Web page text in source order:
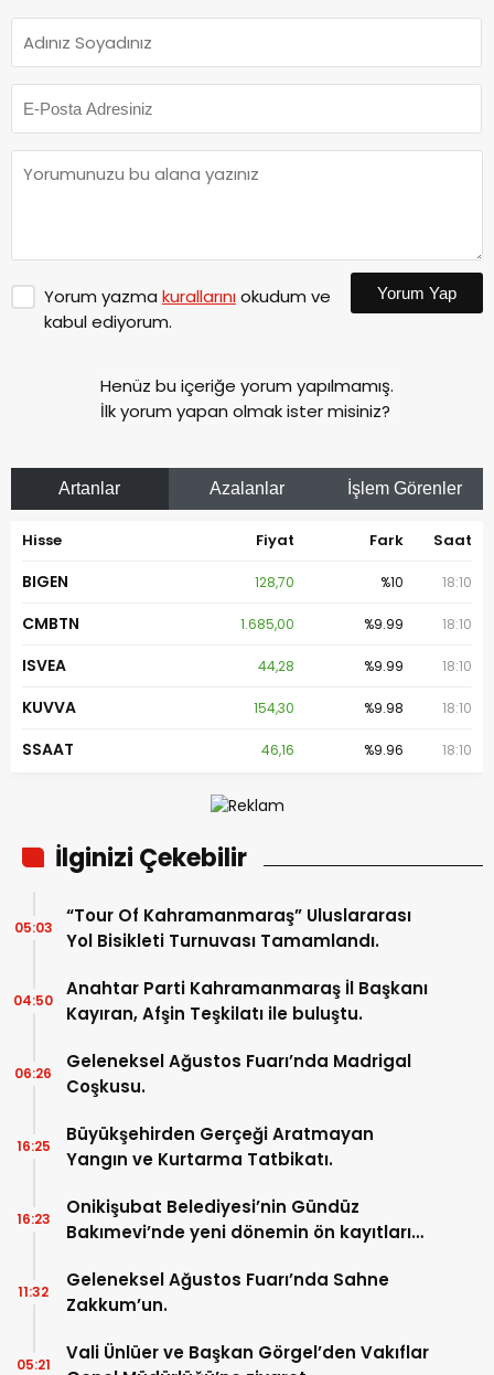
Yorum yazma kurallarınıokudum ve
kabul ediyorum.
Yorum Yap
Henüz bu içeriğe yorum yapılmamış.
İlk yorum yapan olmak ister misiniz?
Artanlar Azalanlar İşlem Görenler
Hisse Fiyat Fark Saat
BIGEN 128,70 %10 18:10
CMBTN 1.685,00 %9.99 18:10
ISVEA 44,28 %9.99 18:10
KUVVA 154,30 %9.98 18:10
SSAAT 46,16 %9.96 18:10
İlginizi Çekebilir
“Tour Of Kahramanmaraş” Uluslararası
Yol Bisikleti Turnuvası Tamamlandı.
05:03
Anahtar Parti Kahramanmaraş İl Başkanı
Kayıran, Afşin Teşkilatı ile buluştu.
04:50
Geleneksel Ağustos Fuarı’nda Madrigal
Coşkusu.
06:26
Büyükşehirden Gerçeği Aratmayan
Yangın ve Kurtarma Tatbikatı.
16:25
Onikişubat Belediyesi’nin Gündüz
Bakımevi’nde yeni dönemin ön kayıtları
16:23
Geleneksel Ağustos Fuarı’nda Sahne
Zakkum’un.
11:32
Vali Ünlüer ve Başkan Görgel’den Vakıflar
05:21